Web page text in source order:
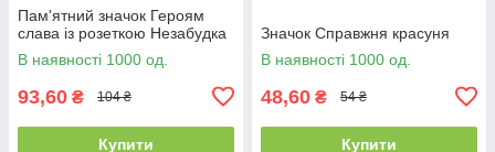
Пам'ятний значок Героям
слава із розеткою Незабудка
В наявності 1000 од.
93,60 ₴ 104 ₴
Купити
Значок Справжня красуня
В наявності 1000 од.
48,60 ₴ 54 ₴
Купити